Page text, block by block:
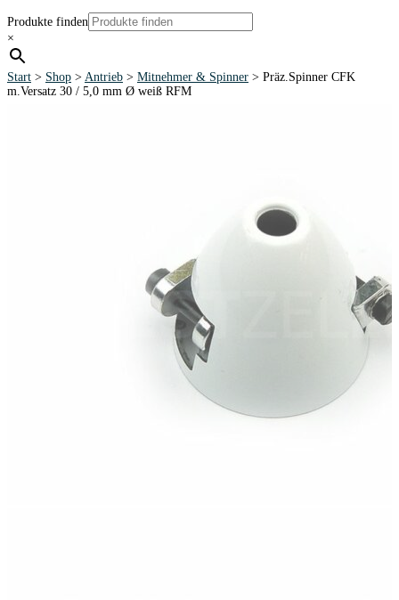
Produkte finden
×
Start > Shop > Antrieb > Mitnehmer & Spinner > Präz.Spinner CFK
m.Versatz 30 / 5,0 mm Ø weiß RFM